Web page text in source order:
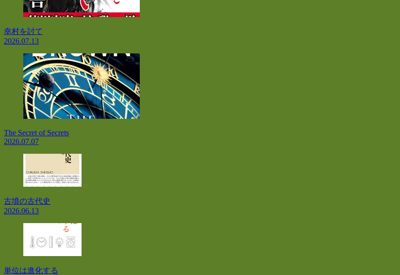
幸村を討て
2026.07.13
The Secret of Secrets
2026.07.07
古墳の古代史
2026.06.13
単位は進化する